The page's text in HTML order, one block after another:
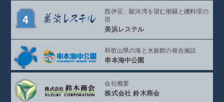
西伊豆、駿河湾を望む潮騒と磯料理の
宿
美浜レステル
和歌山県の海と 水族館の複合施設
串本海中公園
会社概要
株式会社 鈴木商会